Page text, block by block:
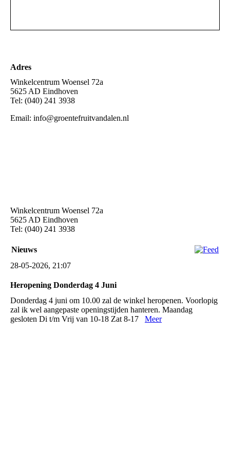
Adres
Winkelcentrum Woensel 72a
5625 AD Eindhoven
Tel: (040) 241 3938
Email: info@groentefruitvandalen.nl
Winkelcentrum Woensel 72a
5625 AD Eindhoven
Tel: (040) 241 3938
Nieuws
28-05-2026, 21:07
Heropening Donderdag 4 Juni
Donderdag 4 juni om 10.00 zal de winkel heropenen. Voorlopig
zal ik wel aangepaste openingstijden hanteren. Maandag
gesloten Di t/m Vrij van 10-18 Zat 8-17 Meer